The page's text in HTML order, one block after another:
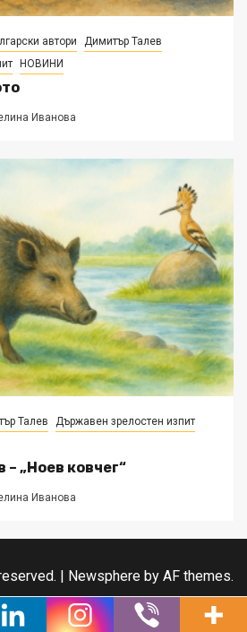
автори
Димитър Талев
НОВИНИ
Иванова
Талев
Държавен зрелостен изпит
„Ноев ковчег“
Иванова
Newsphere by AF themes.